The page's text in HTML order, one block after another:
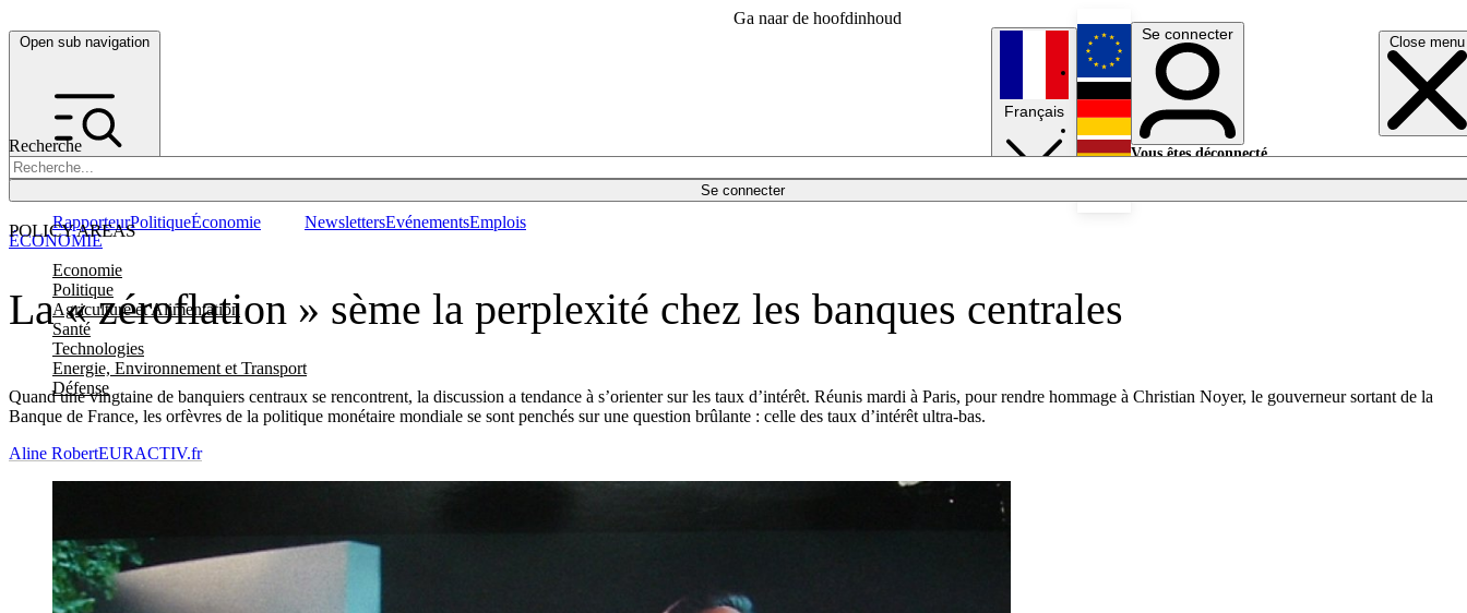
Ga naar de hoofdinhoud
Open sub navigation Close menu
Recherche
Se connecter
POLICY AREAS
Economie
Politique
Agriculture et Alimentation
Santé
Technologies
Energie, Environnement et Transport
Défense
RapporteurPolitiqueÉconomie NewslettersEvénementsEmplois
Français
English
Deutsch
Se connecter
Vous êtes déconnecté.
La « zéroflation » sème la perplexité chez les banques centrales
Quand une vingtaine de banquiers centraux se rencontrent, la discussion a tendance à s’orienter sur les taux d’intérêt. Réunis mardi à Paris, pour rendre hommage à Christian Noyer, le gouverneur sortant de la
Banque de France, les orfèvres de la politique monétaire mondiale se sont penchés sur une question brûlante : celle des taux d’intérêt ultra-bas.
ÉCONOMIE
Aline RobertEURACTIV.fr